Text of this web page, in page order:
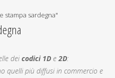
stampa sardegna"
dei codici 1D e2D:
quelli più diffusi in commercio e